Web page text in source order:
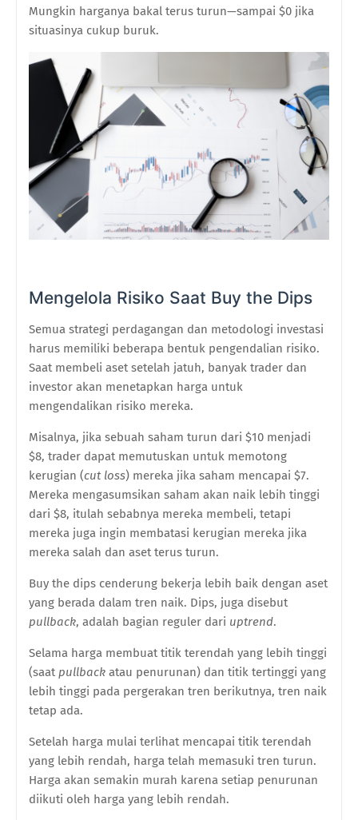
Mungkin harganya bakal terus turun—sampai $0 jika
situasinya cukup buruk.
Mengelola Risiko Saat Buy the Dips
Semua strategi perdagangan dan metodologi investasi
harus memiliki beberapa bentuk pengendalian risiko.
Saat membeli aset setelah jatuh, banyak trader dan
investor akan menetapkan harga untuk
mengendalikan risiko mereka.
Misalnya, jika sebuah saham turun dari $10 menjadi
$8, trader dapat memutuskan untuk memotong
kerugian (cut loss) mereka jika saham mencapai $7.
Mereka mengasumsikan saham akan naik lebih tinggi
dari $8, itulah sebabnya mereka membeli, tetapi
mereka juga ingin membatasi kerugian mereka jika
mereka salah dan aset terus turun.
Buy the dips cenderung bekerja lebih baik dengan aset
yang berada dalam tren naik. Dips, juga disebut
pullback, adalah bagian reguler dari uptrend.
Selama harga membuat titik terendah yang lebih tinggi
(saat pullback atau penurunan) dan titik tertinggi yang
lebih tinggi pada pergerakan tren berikutnya, tren naik
tetap ada.
Setelah harga mulai terlihat mencapai titik terendah
yang lebih rendah, harga telah memasuki tren turun.
Harga akan semakin murah karena setiap penurunan
diikuti oleh harga yang lebih rendah.